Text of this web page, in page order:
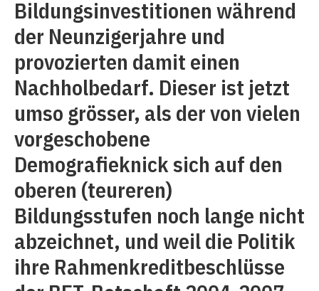
Bildungsinvestitionen während
der Neunzigerjahre und
provozierten damit einen
Nachholbedarf. Dieser ist jetzt
umso grösser, als der von vielen
vorgeschobene
Demografieknick sich auf den
oberen (teureren)
Bildungsstufen noch lange nicht
abzeichnet, und weil die Politik
ihre Rahmenkreditbeschlüsse